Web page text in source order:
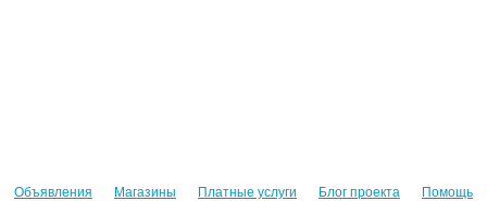
Объявления Магазины Платные услуги Блог проекта Помощь